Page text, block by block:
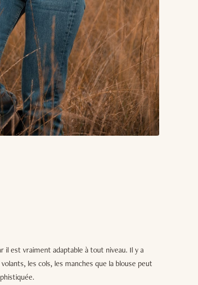
il est vraiment adaptable à tout niveau. Il y a
les cols, les manches que la blouse peut